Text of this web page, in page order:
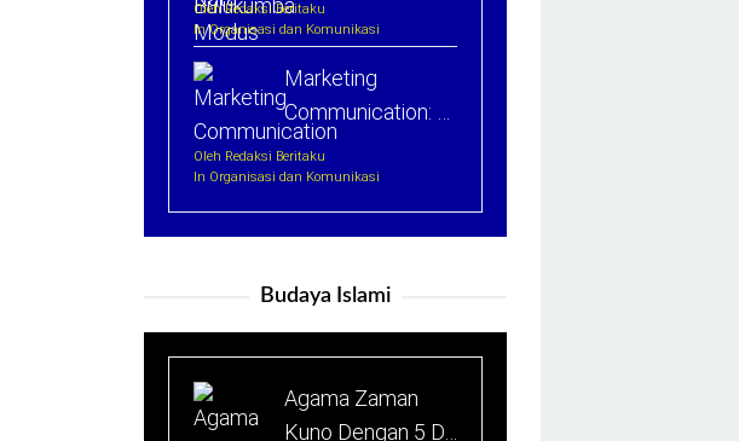
Oleh Redaksi Beritaku
In Organisasi dan Komunikasi
Marketing
Communication: …
Oleh Redaksi Beritaku
In Organisasi dan Komunikasi
Budaya Islami
Agama Zaman
Kuno Dengan 5 D…